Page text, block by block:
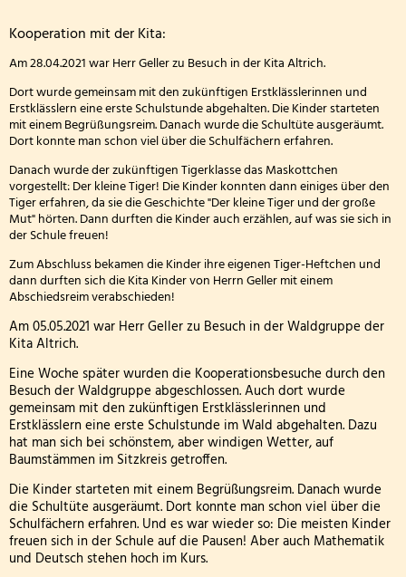
Leslie die Leseratte zu Besuch!
Klasse 2000 - die erste Stunde in der
Autorenlesung Sascha Gutzeit 27.11.2025
Theater in der Turnhalle! 2025
Theaterfahrt nach Trier 2025
Adventsfensteraktion 3. Schuljahr-2
Fußballturnier Vorrunde zur Kreismeisterschaft
FETTER DONNERSTAG - DIE MÖHNEN
Klasse 2000! bei den Wölflingen
Klasse 2000 - die erste Stunde! in der Bärenklasse
Geschichte und Informationen zum
in
der
Kita
Kooperation mit der Kita:
Am 28.04.2021 war Herr Geller zu Besuch in der Kita Altrich.
Dort wurde gemeinsam mit den zukünftigen Erstklässlerinnen und
Erstklässlern eine erste Schulstunde abgehalten. Die Kinder starteten
mit einem Begrüßungsreim. Danach wurde die Schultüte ausgeräumt.
Dort konnte man schon viel über die Schulfächern erfahren.
Danach wurde der zukünftigen Tigerklasse das Maskottchen
vorgestellt: Der kleine Tiger! Die Kinder konnten dann einiges über den
Tiger erfahren, da sie die Geschichte "Der kleine Tiger und der große
Mut" hörten. Dann durften die Kinder auch erzählen, auf was sie sich in
der Schule freuen!
Zum Abschluss bekamen die Kinder ihre eigenen Tiger-Heftchen und
dann durften sich die Kita Kinder von Herrn Geller mit einem
Abschiedsreim verabschieden!
Am 05.05.2021 war Herr Geller zu Besuch in der Waldgruppe der
Kita Altrich.
Eine Woche später wurden die Kooperationsbesuche durch den
Besuch der Waldgruppe abgeschlossen. Auch dort wurde
gemeinsam mit den zukünftigen Erstklässlerinnen und
Erstklässlern eine erste Schulstunde im Wald abgehalten. Dazu
hat man sich bei schönstem, aber windigen Wetter, auf
Baumstämmen im Sitzkreis getroffen.
Die Kinder starteten mit einem Begrüßungsreim. Danach wurde
die Schultüte ausgeräumt. Dort konnte man schon viel über die
Schulfächern erfahren. Und es war wieder so: Die meisten Kinder
freuen sich in der Schule auf die Pausen! Aber auch Mathematik
und Deutsch stehen hoch im Kurs.